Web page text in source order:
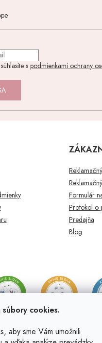
cookies.
aby sme Vám umožnili
s podmienkami ochrany
Formulár
Protokol o
Predajňa
Blog